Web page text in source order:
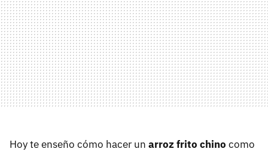
Hoy te enseño cómo hacer un arroz frito chino como